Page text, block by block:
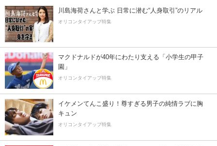
川島海荷さんと学ぶ 日常に潜む“人身取引”のリアル
オリコンタイアップ特集
マクドナルドが40年にわたり支える「小学生の甲子
園」
オリコンタイアップ特集
イケメンてんこ盛り！尊すぎる男子の純情ラブに胸
キュン
オリコンタイアップ特集